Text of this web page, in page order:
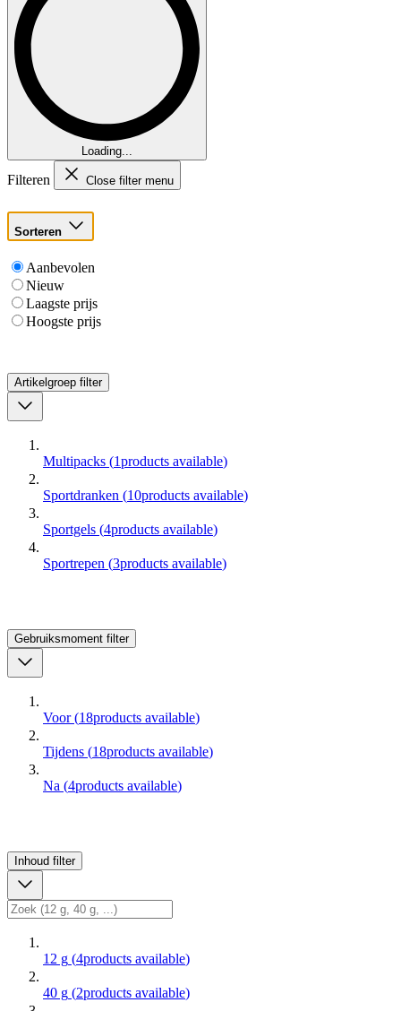
Loading...
Filteren Close filter menu
Sorteren
Aanbevolen
Nieuw
Laagste prijs
Hoogste prijs
Artikelgroep filter
Multipacks (1products available)
Sportdranken (10products available)
Sportgels (4products available)
Sportrepen (3products available)
Gebruiksmoment filter
Voor (18products available)
Tijdens (18products available)
Na (4products available)
Inhoud filter
12 g (4products available)
40 g (2products available)